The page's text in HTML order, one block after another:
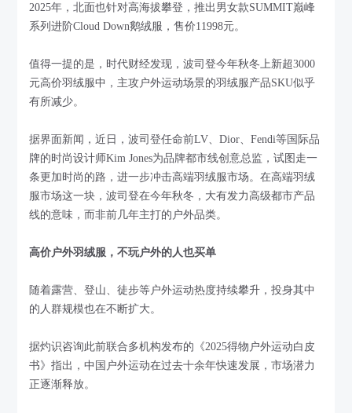
2025年，北面也针对高海拔攀登，推出男女款SUMMIT巅峰
系列进阶Cloud Down鹅绒服，售价11998元。
值得一提的是，时代财经发现，波司登今年秋冬上新超3000
元高价羽绒服中，主攻户外运动场景的羽绒服产品SKU似乎
有所减少。
据界面新闻，近日，波司登任命前LV、Dior、Fendi等国际品
牌的时尚设计师Kim Jones为品牌都市线创意总监，试图走一
条更加时尚的路，进一步冲击高端羽绒服市场。在高端羽绒
服市场这一块，波司登在今年秋冬，大有发力高级都市产品
线的意味，而非前几年主打的户外品类。
高价户外羽绒服，不玩户外的人也买单
随着露营、登山、徒步等户外运动热度持续攀升，投身其中
的人群规模也在不断扩大。
据灼识咨询此前联合多机构发布的《2025得物户外运动白皮
书》指出，中国户外运动在过去十余年快速发展，市场潜力
正逐渐释放。